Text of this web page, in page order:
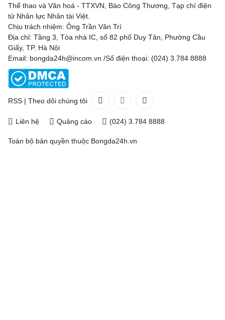
Thể thao và Văn hoá - TTXVN, Báo Công Thương, Tạp chí điện
tử Nhân lực Nhân tài Việt.
Chịu trách nhiệm: Ông Trần Văn Trí
Địa chỉ: Tầng 3, Tòa nhà IC, số 82 phố Duy Tân, Phường Cầu
Giấy, TP. Hà Nội
Email: bongda24h@incom.vn /Số điện thoại: (024) 3.784 8888
RSS | Theo dõi chúng tôi
Liên hệ Quảng cáo (024) 3.784 8888
Toàn bộ bản quyền thuộc Bongda24h.vn